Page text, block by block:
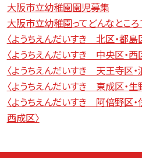
大阪市立幼稚園園児募集
大阪市立幼稚園ってどんなところ
〈ようちえんだいすき 北区・都島
〈ようちえんだいすき 中央区・西
〈ようちえんだいすき 天王寺区・
〈ようちえんだいすき 東成区・生
〈ようちえんだいすき 阿倍野区・
西成区〉